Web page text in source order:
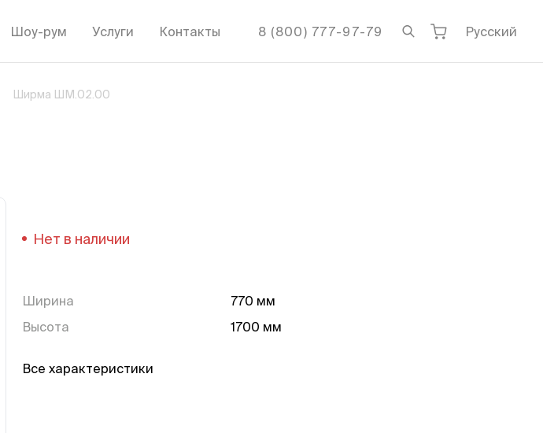
Шоу-рум Услуги Контакты 8 (800) 777-97-79 Русский
Ширма ШМ.02.00
Нет в наличии
Ширина
770 мм
Высота
1700 мм
Все характеристики